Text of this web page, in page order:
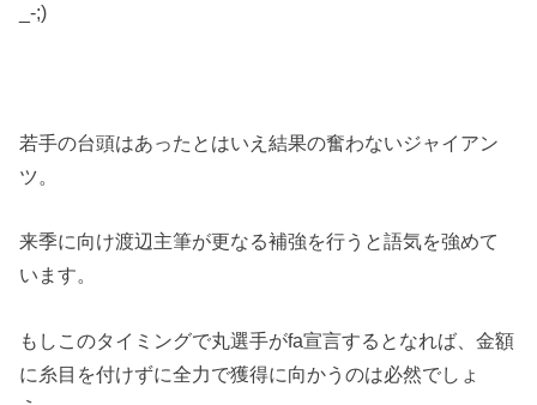
_-;)
若手の台頭はあったとはいえ結果の奮わないジャイアン
ツ。
来季に向け渡辺主筆が更なる補強を行うと語気を強めて
います。
もしこのタイミングで丸選手がfa宣言するとなれば、金額
に糸目を付けずに全力で獲得に向かうのは必然でしょ